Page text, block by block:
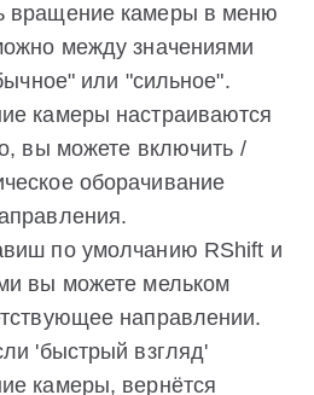
вращение камеры в меню
между значениями
или "сильное".
камеры настраиваются
вы можете включить /
оборачивание
по умолчанию RShift и
вы можете мельком
направлении.
'быстрый взгляд'
камеры, вернётся